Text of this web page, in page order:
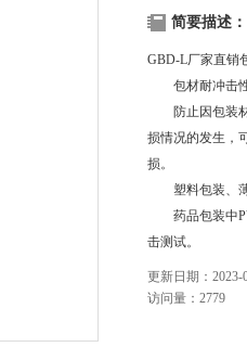
简要描述：
GBD-L厂家直销
包材耐冲击性
防止因包装材
损情况的发生，
损。
塑料包装、薄
药品包装中
击测试。
更新日期：2023-
访问量：2779